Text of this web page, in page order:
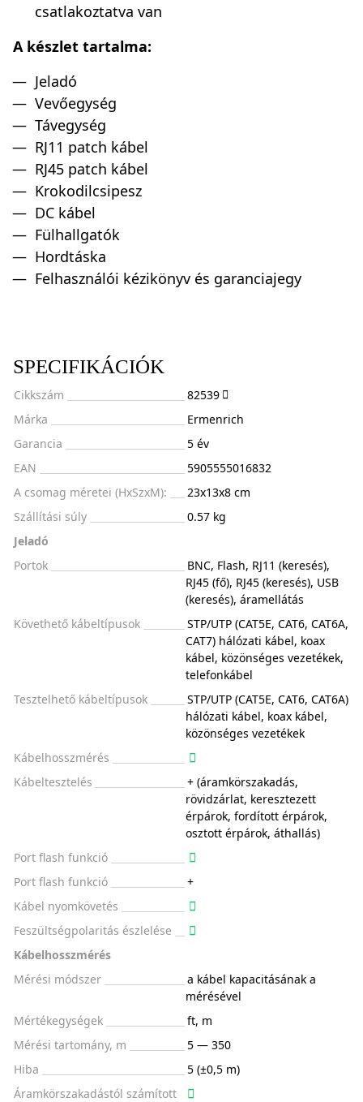
csatlakoztatva van
A készlet tartalma:
Jeladó
Vevőegység
Távegység
RJ11 patch kábel
RJ45 patch kábel
Krokodilcsipesz
DC kábel
Fülhallgatók
Hordtáska
Felhasználói kézikönyv és garanciajegy
SPECIFIKÁCIÓK
Cikkszám
82539
Márka
Ermenrich
Garancia
5 év
EAN
5905555016832
A csomag méretei (HxSzxM):
23x13x8 cm
Szállítási súly
0.57 kg
Jeladó
Portok
BNC, Flash, RJ11 (keresés),
RJ45 (fő), RJ45 (keresés), USB
(keresés), áramellátás
Követhető kábeltípusok
STP/UTP (CAT5E, CAT6, CAT6A,
CAT7) hálózati kábel, koax
kábel, közönséges vezetékek,
telefonkábel
Tesztelhető kábeltípusok
STP/UTP (CAT5E, CAT6, CAT6A)
hálózati kábel, koax kábel,
közönséges vezetékek
Kábelhosszmérés
Kábeltesztelés
+ (áramkörszakadás,
rövidzárlat, keresztezett
érpárok, fordított érpárok,
osztott érpárok, áthallás)
Port flash funkció
Port flash funkció
+
Kábel nyomkövetés
Feszültségpolaritás észlelése
Kábelhosszmérés
Mérési módszer
a kábel kapacitásának a
mérésével
Mértékegységek
ft, m
Mérési tartomány, m
5 — 350
Hiba
5 (±0,5 m)
Áramkörszakadástól számított